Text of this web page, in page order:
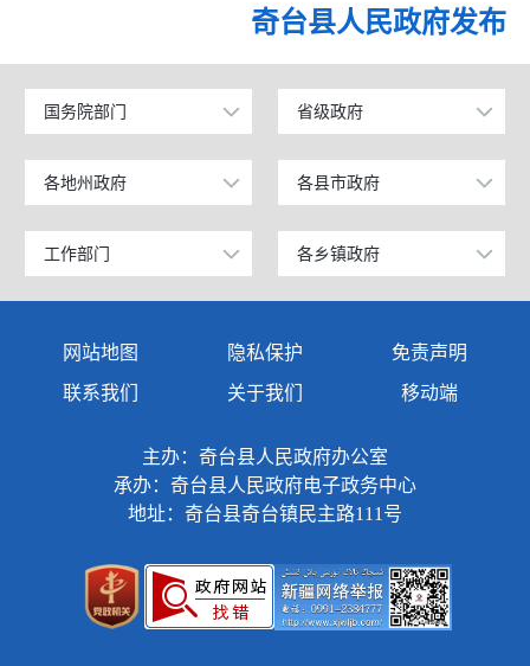
奇台县人民政府发布
国务院部门
公安部
工业和信息化部
科学技术部
教育部
国防部
财政部
省级政府
北京
上海
广东
天津
山东
安徽
江西
各地州政府
乌鲁木齐市
昌吉回族自治州
阿克苏地区
克孜勒苏柯尔克孜自治州
塔城地区
伊犁哈萨克自治州
巴音郭楞蒙古自治州
阿勒泰地区
克拉玛依市
各县市政府
昌吉市
阜康市
玛纳斯县
呼图壁县
吉木萨尔县
奇台县
木垒哈萨克自治县
工作部门
政府办公室
司法局
各乡镇政府
奇台镇
碧流河镇
吉布库镇
东湾镇
三个庄子镇
网站地图 隐私保护
免责声明
联系我们
关于我们 移动端
主办：奇台县人民政府办公室
承办：奇台县人民政府电子政务中心
地址：奇台县奇台镇民主路111号